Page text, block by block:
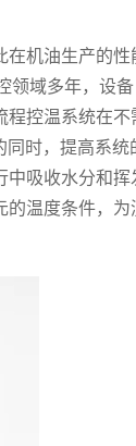
机油生产的性
领域多年，设备
程控温系统在不
时，提高系统
中吸收水分和挥
的温度条件，为